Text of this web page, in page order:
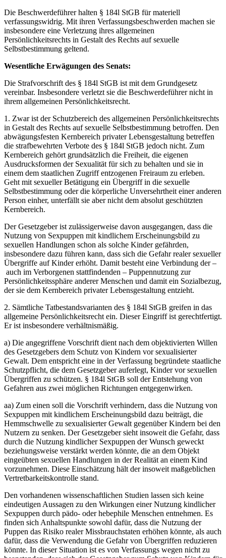
Die Beschwerdeführer halten § 184l StGB für materiell
verfassungswidrig. Mit ihren Verfassungsbeschwerden machen sie
insbesondere eine Verletzung ihres allgemeinen
Persönlichkeitsrechts in Gestalt des Rechts auf sexuelle
Selbstbestimmung geltend.
Wesentliche Erwägungen des Senats:
Die Strafvorschrift des § 184l StGB ist mit dem Grundgesetz
vereinbar. Insbesondere verletzt sie die Beschwerdeführer nicht in
ihrem allgemeinen Persönlichkeitsrecht.
1. Zwar ist der Schutzbereich des allgemeinen Persönlichkeitsrechts
in Gestalt des Rechts auf sexuelle Selbstbestimmung betroffen. Den
abwägungsfesten Kernbereich privater Lebensgestaltung betreffen
die strafbewehrten Verbote des § 184l StGB jedoch nicht. Zum
Kernbereich gehört grundsätzlich die Freiheit, die eigenen
Ausdrucksformen der Sexualität für sich zu behalten und sie in
einem dem staatlichen Zugriff entzogenen Freiraum zu erleben.
Geht mit sexueller Betätigung ein Übergriff in die sexuelle
Selbstbestimmung oder die körperliche Unversehrtheit einer anderen
Person einher, unterfällt sie aber nicht dem absolut geschützten
Kernbereich.
Der Gesetzgeber ist zulässigerweise davon ausgegangen, dass die
Nutzung von Sexpuppen mit kindlichem Erscheinungsbild zu
sexuellen Handlungen schon als solche Kinder gefährden,
insbesondere dazu führen kann, dass sich die Gefahr realer sexueller
Übergriffe auf Kinder erhöht. Damit besteht eine Verbindung der –
auch im Verborgenen stattfindenden – Puppennutzung zur
Persönlichkeitssphäre anderer Menschen und damit ein Sozialbezug,
der sie dem Kernbereich privater Lebensgestaltung entzieht.
2. Sämtliche Tatbestandsvarianten des § 184l StGB greifen in das
allgemeine Persönlichkeitsrecht ein. Dieser Eingriff ist gerechtfertigt.
Er ist insbesondere verhältnismäßig.
a) Die angegriffene Vorschrift dient nach dem objektivierten Willen
des Gesetzgebers dem Schutz von Kindern vor sexualisierter
Gewalt. Dem entspricht eine in der Verfassung begründete staatliche
Schutzpflicht, die dem Gesetzgeber auferlegt, Kinder vor sexuellen
Übergriffen zu schützen. § 184l StGB soll der Entstehung von
Gefahren aus zwei möglichen Richtungen entgegenwirken.
aa) Zum einen soll die Vorschrift verhindern, dass die Nutzung von
Sexpuppen mit kindlichem Erscheinungsbild dazu beiträgt, die
Hemmschwelle zu sexualisierter Gewalt gegenüber Kindern bei den
Nutzern zu senken. Der Gesetzgeber sieht insoweit die Gefahr, dass
durch die Nutzung kindlicher Sexpuppen der Wunsch geweckt
beziehungsweise verstärkt werden könnte, die an dem Objekt
eingeübten sexuellen Handlungen in der Realität an einem Kind
vorzunehmen. Diese Einschätzung hält der insoweit maßgeblichen
Vertretbarkeitskontrolle stand.
Den vorhandenen wissenschaftlichen Studien lassen sich keine
eindeutigen Aussagen zu den Wirkungen einer Nutzung kindlicher
Sexpuppen durch pädo- oder hebephile Menschen entnehmen. Es
finden sich Anhaltspunkte sowohl dafür, dass die Nutzung der
Puppen das Risiko realer Missbrauchstaten erhöhen könnte, als auch
dafür, dass die Verwendung die Gefahr von Übergriffen reduzieren
könnte. In dieser Situation ist es von Verfassungs wegen nicht zu